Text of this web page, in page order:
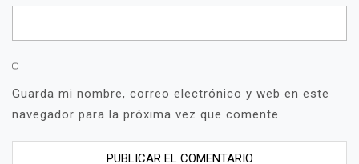
Guarda mi nombre, correo electrónico y web en este
navegador para la próxima vez que comente.